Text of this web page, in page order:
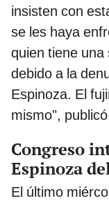
insisten con
se les haya
quien tiene
debido a la
Espinoza. El
mismo",
Congreso
Espinoza
El último